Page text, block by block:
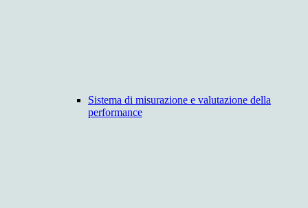
Sistema di misurazione e valutazione della
performance